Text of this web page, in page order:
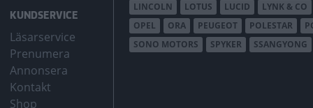
KUNDSERVICE
Läsarservice
Prenumera
Annonsera
Kontakt
Shop
LINCOLN
LOTUS LUCID LYNK & CO
OPEL
ORA PEUGEOT POLESTAR
SONO MOTORS
SPYKER SSANGYONG